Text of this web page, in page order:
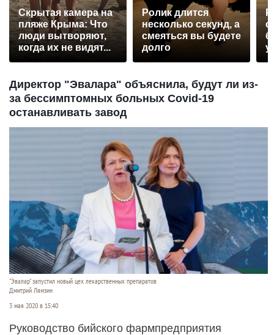
Скрытая камера на
пляже Крыма: Что
люди вытворяют,
когда их не видят...
Ролик длится
несколько секунд, а
смеяться вы будете
долго
Директор "Эвалара" объяснила, будут ли из-
за бессимптомных больных Covid-19
останавливать завод
"Эвалар" запустил новый цех лекарственных препаратов
Дмитрий Лямзин
3 мая 2020 в 15:40
Руководство бийского фармпредприятия